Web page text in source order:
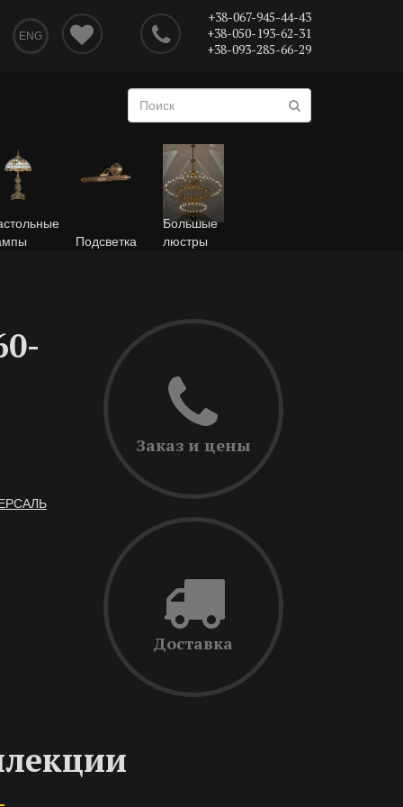
ENG
+38-067-945-44-43
+38-050-193-62-31
+38-093-285-66-29
Подсветка
Большые
люстры
Заказ и цены
Доставка